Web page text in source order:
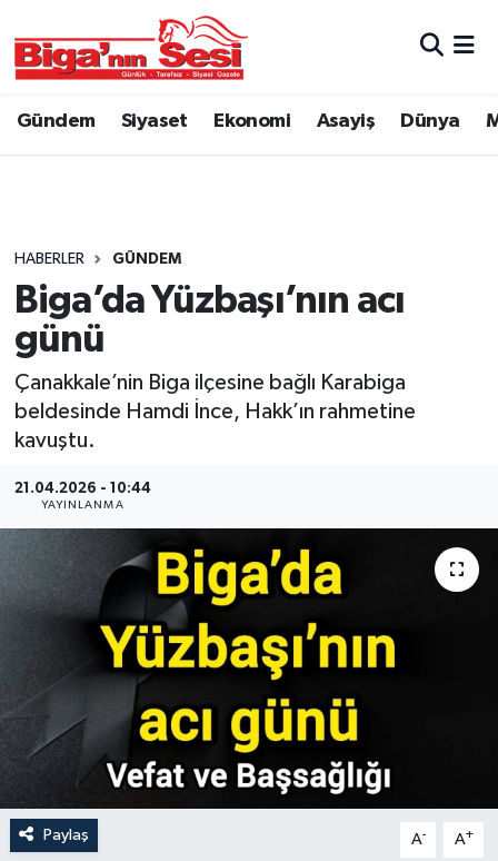
Gündem Siyaset Ekonomi Asayiş Dünya
HABERLER GÜNDEM
Biga’da Yüzbaşı’nın acı
günü
Çanakkale’nin Biga ilçesine bağlı Karabiga
beldesinde Hamdi İnce, Hakk’ın rahmetine
kavuştu.
21.04.2026 - 10:44
YAYINLANMA
Paylaş A- A+
Asayiş
Belediye
Dünya
Ekonomi
Genel
Gündem
Hava Durumu
Kültür Sanat
Magazin
Otomobil
Çanakkale Hava Durumu
Tüm Manşetler
Son Dakika Haberleri